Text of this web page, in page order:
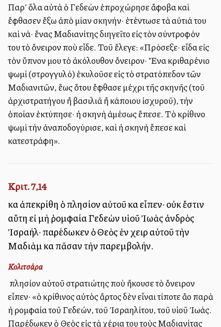
Παρ’ ὅλα αὐτὰ ὁ Γεδεὼν ἐπροχώρησε ἄφοβα καὶ
ἔφθασεν ἔξω ἀπὸ μίαν σκηνήν· ἐτέντωσε τὰ αὐτιά του
καὶ νά· ἕνας Μαδιανίτης διηγεῖτο εἰς τὸν σύντροφόν
του τὸ ὄνειρον ποὺ εἶδε. Τοῦ ἔλεγε: «Πρόσεξε· εἶδα εἰς
τὸν ὕπνον μου τὸ ἀκόλουθον ὄνειρον· Ἕνα κριθαρένιο
ψωμί (στρογγυλό) ἐκυλοῦσε εἰς τὸ στρατόπεδον τῶν
Μαδιανιτῶν, ἕως ὅτου ἔφθασε μέχρι τῆς σκηνῆς (τοῦ
ἀρχιστρατήγου ἢ βασιλιᾶ ἢ κάποιου ἰσχυροῦ), τὴν
ὁποίαν ἐκτύπησε· ἡ σκηνὴ ἀμέσως ἔπεσε. Τὸ κρίθινο
ψωμὶ τὴν ἀναποδογύρισε, καὶ ἡ σκηνὴ ἔπεσε καὶ
κατεστράφη».
Κριτ. 7,14
καὶ ἀπεκρίθη ὁ πλησίον αὐτοῦ καὶ εἶπεν· οὐκ ἔστιν
αὕτη εἰ μὴ ῥομφαία Γεδεὼν υἱοῦ Ἰωὰς ἀνδρὸς
Ἰσραήλ· παρέδωκεν ὁ Θεὸς ἐν χειρὶ αὐτοῦ τὴν
Μαδιὰμ καὶ πᾶσαν τὴν παρεμβολήν.
Κολιτσάρα
Ὁ πλησίον αὐτοῦ στρατιώτης ποὺ ἤκουσε τὸ ὄνειρον
εἶπεν· «ὁ κρίθινος αὐτὸς ἄρτος δὲν εἶναι τίποτε ἄλλο παρὰ
ἡ ρομφαία τοῦ Γεδεών, τοῦ Ἰσραηλίτου, τοῦ υἱοῦ Ἰωάς.
Παρέδωκεν ὁ Θεὸς εἰς τὰ χέρια του τοὺς Μαδιανίτας